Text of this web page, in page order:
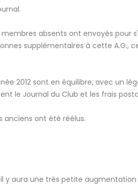
absents ont envoyés pour
supplémentaires à cette A.G.,
2012 sont en équilibre, avec un
le Journal du Club et les frais
anciens ont été réélus.
il y aura une très petite